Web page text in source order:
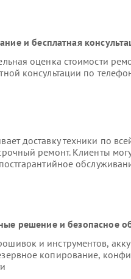
и бесплатная
оценка стоимости
консультации по
доставку техники по
ремонт. Клиенты
решение и безопасное
и инструментов,
копирование,